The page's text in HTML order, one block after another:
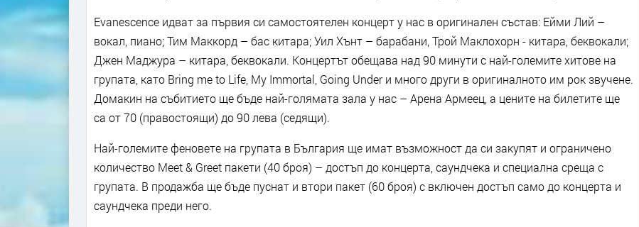
Evanescence идват за първия си самостоятелен концерт у нас в оригинален състав: Ейми Лий –
вокал, пиано; Тим Маккорд – бас китара; Уил Хънт – барабани, Трой Маклохорн - китара, беквокали;
Джен Маджура – китара, беквокали. Концертът обещава над 90 минути с най-големите хитове на
групата, като Bring me to Life, My Immortal, Going Under и много други в оригиналното им рок звучене.
Домакин на събитието ще бъде най-голямата зала у нас – Арена Армеец, а цените на билетите ще
са от 70 (правостоящи) до 90 лева (седящи).
Най-големите феновете на групата в България ще имат възможност да си закупят и ограничено
количество Meet & Greet пакети (40 броя) – достъп до концерта, саундчека и специална среща с
групата. В продажба ще бъде пуснат и втори пакет (60 броя) с включен достъп само до концерта и
саундчека преди него.